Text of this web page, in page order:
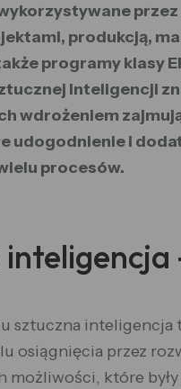
produkcją,
programy klasy
inteligencji
wdrożeniem
udogodnienie i
procesów.
sztuczna inteligencja
osiągnięcia przez
możliwości, które